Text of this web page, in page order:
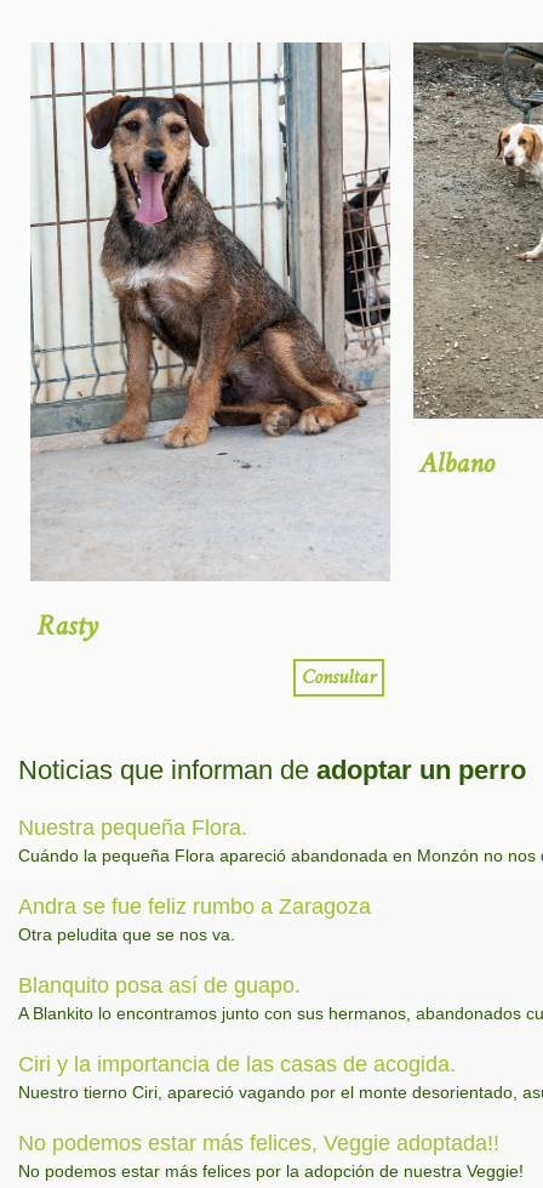
Rasty
Consultar
Albano
Noticias que informan de adoptar un perro
Nuestra pequeña Flora.
Cuándo la pequeña Flora apareció abandonada en Monzón no
Andra se fue feliz rumbo a Zaragoza
Otra peludita que se nos va.
Blanquito posa así de guapo.
A Blankito lo encontramos junto con sus hermanos, abandonados
Ciri y la importancia de las casas de acogida.
Nuestro tierno Ciri, apareció vagando por el monte desorientado,
No podemos estar más felices, Veggie adoptada!!
No podemos estar más felices por la adopción de nuestra Veggie!